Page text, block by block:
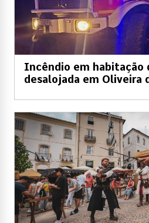
Incêndio em habitação
desalojada em Oliveira